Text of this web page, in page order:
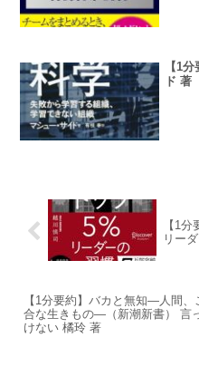
【1
ド 著
【1
リー
【1分要約】バカと無知―人間、
合な生きもの―（新潮新書） 言
けない 橘玲 著